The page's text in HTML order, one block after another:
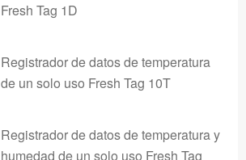
Fresh Tag 1D
Registrador de datos de temperatura
de un solo uso Fresh Tag 10T
Registrador de datos de temperatura y
humedad de un solo uso Fresh Tag